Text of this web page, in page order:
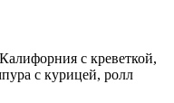
с креветкой,
с курицей, ролл